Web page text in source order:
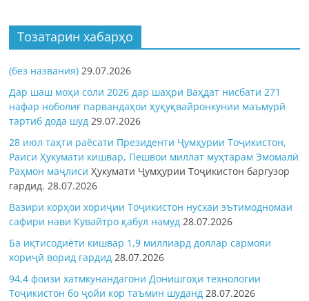
Тозатарин хабарҳо
(без названия) 29.07.2026
Дар шаш моҳи соли 2026 дар шаҳри Ваҳдат нисбати 271
нафар ноболиғ парвандаҳои ҳуқуқвайронкунии маъмурӣ
тартиб дода шуд 29.07.2026
28 июл таҳти раёсати Президенти Ҷумҳурии Тоҷикистон,
Раиси Ҳукумати кишвар, Пешвои миллат муҳтарам Эмомалӣ
Раҳмон маҷлисиҲукумати Ҷумҳурии Тоҷикистон баргузор
гардид.28.07.2026
Вазири корҳои хориҷии Тоҷикистон нусхаи эътимодномаи
сафири нави Кувайтро қабул намуд 28.07.2026
Ба иқтисодиёти кишвар 1,9 миллиард доллар сармояи
хориҷӣ ворид гардид 28.07.2026
94,4 фоизи хатмкунандагони Донишгоҳи технологии
Тоҷикистон бо ҷойи кор таъмин шуданд 28.07.2026